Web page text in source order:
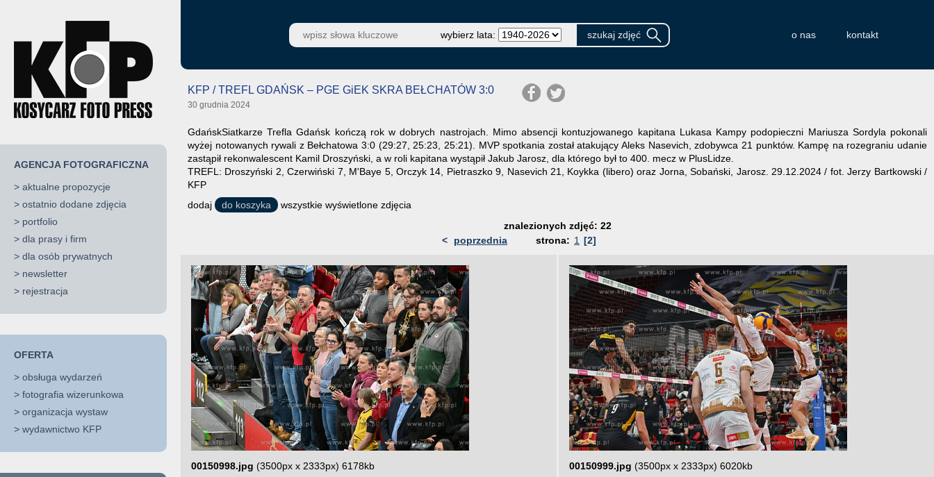
AGENCJA FOTOGRAFICZNA
> aktualne propozycje
> ostatnio dodane zdjęcia
> portfolio
> dla prasy i firm
> dla osób prywatnych
> newsletter
> rejestracja
OFERTA
> obsługa wydarzeń
> fotografia wizerunkowa
> organizacja wystaw
> wydawnictwo KFP
wybierz lata: o nas kontakt
KFP / TREFL GDAŃSK – PGE GiEK SKRA BEŁCHATÓW 3:0
30 grudnia 2024
GdańskSiatkarze Trefla Gdańsk kończą rok w dobrych nastrojach. Mimo absencji kontuzjowanego kapitana Lukasa Kampy podopieczni Mariusza Sordyla pokonali
wyżej notowanych rywali z Bełchatowa 3:0 (29:27, 25:23, 25:21). MVP spotkania został atakujący Aleks Nasevich, zdobywca 21 punktów. Kampę na rozegraniu udanie
zastąpił rekonwalescent Kamil Droszyński, a w roli kapitana wystąpił Jakub Jarosz, dla którego był to 400. mecz w PlusLidze.
TREFL: Droszyński 2, Czerwiński 7, M'Baye 5, Orczyk 14, Pietraszko 9, Nasevich 21, Koykka (libero) oraz Jorna, Sobański, Jarosz. 29.12.2024 / fot. Jerzy Bartkowski /
KFP
dodaj
do koszyka
wszystkie wyświetlone zdjęcia
znalezionych zdjęć: 22
<
poprzednia strona: 1 [2]
00150998.jpg (3500px x 2333px) 6178kb
00150999.jpg (3500px x 2333px) 6020kb